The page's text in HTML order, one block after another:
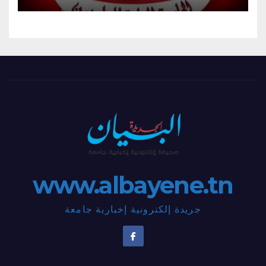
www.albayene.tn
جريدة إلكترونية إخبارية جامعة